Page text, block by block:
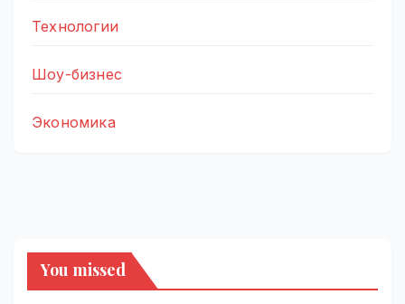
Технологии
Шоу-бизнес
Экономика
You missed